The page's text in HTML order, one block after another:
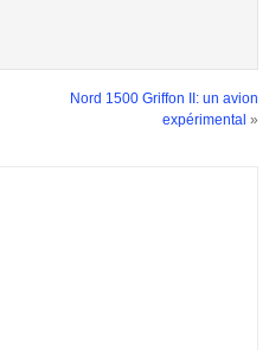
Nord 1500 Griffon II: un avion
expérimental »